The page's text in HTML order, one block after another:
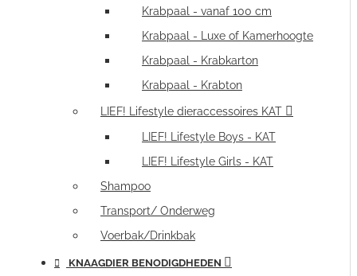
Krabpaal - vanaf 100 cm
Krabpaal - Luxe of Kamerhoogte
Krabpaal - Krabkarton
Krabpaal - Krabton
LIEF! Lifestyle dieraccessoires KAT
LIEF! Lifestyle Boys - KAT
LIEF! Lifestyle Girls - KAT
Shampoo
Transport/ Onderweg
Voerbak/Drinkbak
KNAAGDIER BENODIGDHEDEN